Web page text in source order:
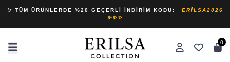
✨ TÜM ÜRÜNLERDE %20 GEÇERLI İNDIRIM KODU:
ERILSA2026
✨✨✨
0